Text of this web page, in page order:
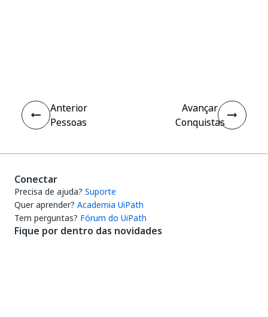
Anterior
Pessoas
Avançar
Conquistas
Conectar
Precisa de ajuda? Suporte
Quer aprender? Academia UiPath
Tem perguntas? Fórum do UiPath
Fique por dentro das novidades